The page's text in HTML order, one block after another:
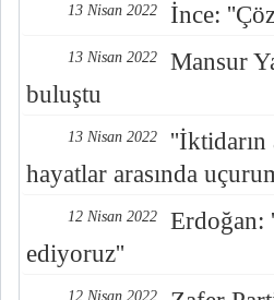
13 Nisan 2022 İnce:
13 Nisan 2022
Mansur
buluştu
13 Nisan 2022
''İktidarın
hayatlar arasında
12 Nisan 2022
Erdoğan:
ediyoruz''
12 Nisan 2022